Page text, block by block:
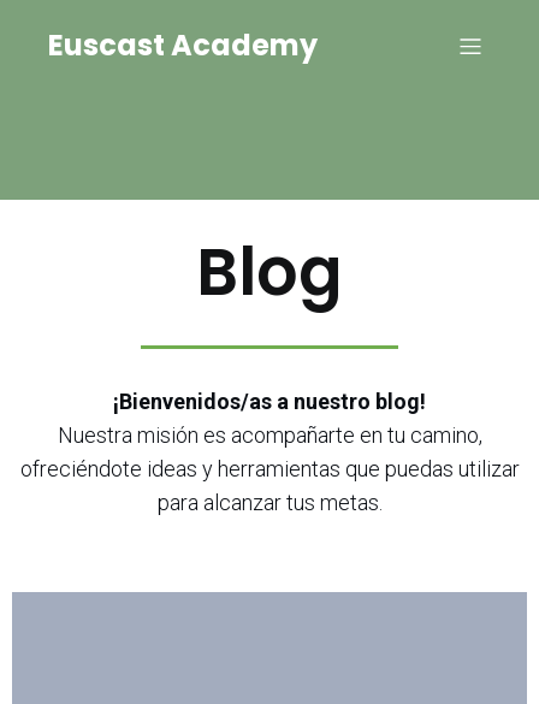
Euscast Academy
Blog
¡Bienvenidos/as a nuestro blog!
Nuestra misión es acompañarte en tu camino,
ofreciéndote ideas y herramientas que puedas utilizar
para alcanzar tus metas.